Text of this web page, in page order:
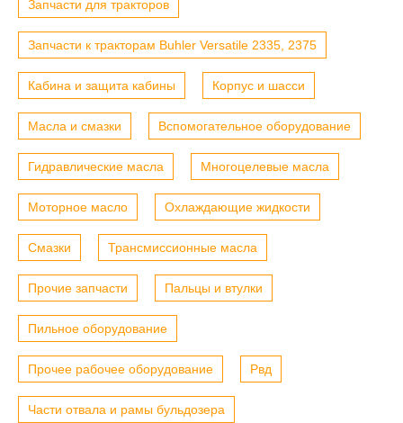
Запчасти для тракторов
Запчасти к тракторам Buhler Versatile 2335, 2375
Кабина и защита кабины Корпус и шасси
Масла и смазки Вспомогательное оборудование
Гидравлические масла Многоцелевые масла
Моторное масло Охлаждающие жидкости
Смазки Трансмиссионные масла
Прочие запчасти Пальцы и втулки
Пильное оборудование
Прочее рабочее оборудование Рвд
Части отвала и рамы бульдозера